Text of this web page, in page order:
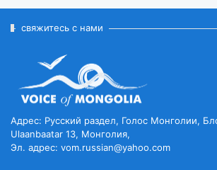
ВСЕМИРНОГО
ЕГО ЮБИЛЕ...
ЧИСЛЕННОСТЬ
свяжитесь с нами
Адрес: Русский раздел, Голос Монголии,
Ulaanbaatar 13, Монголия,
Эл. адрес: vom.russian@yahoo.com